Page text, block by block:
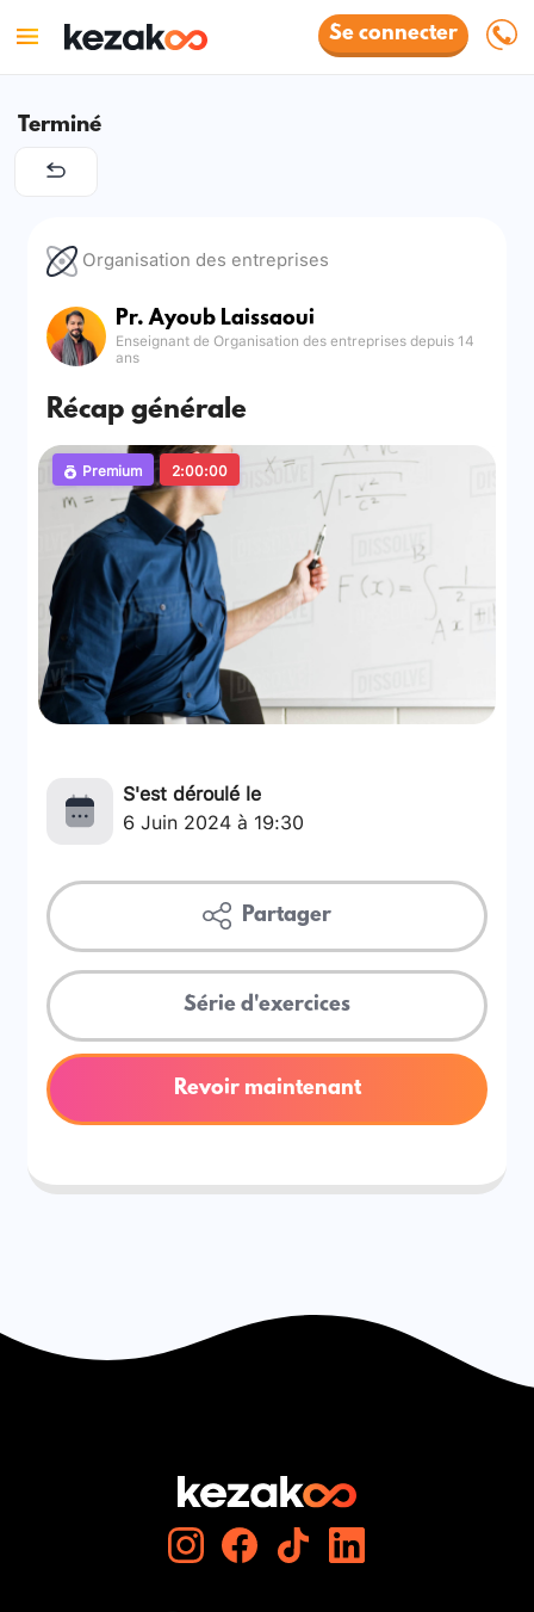
Se connecter
Terminé
Organisation des entreprises
Pr. Ayoub Laissaoui
Enseignant de Organisation des entreprises depuis 14
ans
Récap générale
Premium 2:00:00
S'est déroulé le
6 Juin 2024 à 19:30
Partager
Série d'exercices
Revoir maintenant